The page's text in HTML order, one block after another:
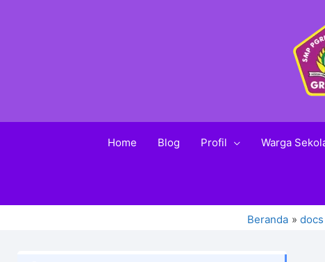
Home Blog Profil Warga
Beranda docs